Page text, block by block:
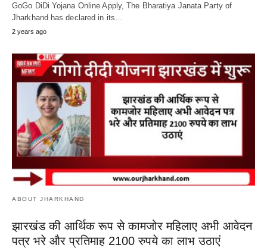
GoGo DiDi Yojana Online Apply, The Bharatiya Janata Party of
Jharkhand has declared in its…
2 years ago
ABOUT JHARKHAND
झारखंड की आर्थिक रूप से कामजोर महिलाए अभी आवेदन
पत्र भरे और प्रतिमाह 2100 रुपये का लाभ उठाएं